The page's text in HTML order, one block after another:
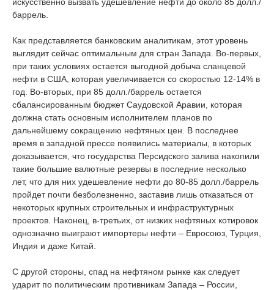
баррель.
Как представляется банковским аналитикам, этот уровень
выглядит сейчас оптимальным для стран Запада. Во-первых,
при таких условиях остается выгодной добыча сланцевой
нефти в США, которая увеличивается со скоростью 12-14% в
год. Во-вторых, при 85 долл./баррель остается
сбалансированным бюджет Саудовской Аравии, которая
должна стать основным исполнителем планов по
дальнейшему сокращению нефтяных цен. В последнее
время в западной прессе появились материалы, в которых
доказывается, что государства Персидского залива накопили
такие большие валютные резервы в последние несколько
лет, что для них удешевление нефти до 80-85 долл./баррель
пройдет почти безболезненно, заставив лишь отказаться от
некоторых крупных строительных и инфраструктурных
проектов. Наконец, в-третьих, от низких нефтяных котировок
однозначно выиграют импортеры нефти ‒ Евросоюз, Турция,
Индия и даже Китай.
С другой стороны, спад на нефтяном рынке как следует
ударит по политическим противникам Запада – России,